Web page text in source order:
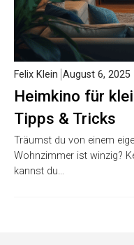
Heimkino für
Tipps & Tricks
Felix Klein August 6, 2025
Träumst du von einem
Wohnzimmer ist winzig?
kannst du…